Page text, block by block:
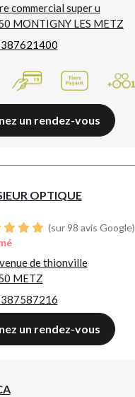
commercial super u
MONTIGNY LES METZ
un rendez-vous
OPTIQUE
(sur 98 avis Google)
de thionville
METZ
un rendez-vous